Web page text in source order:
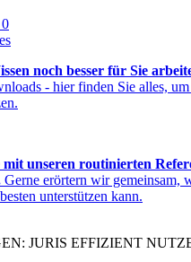
0
noch besser für Sie
- hier finden Sie alles,
mit unseren routinierten
Gerne erörtern wir gemeinsam,
unterstützen kann.
JURIS EFFIZIENT